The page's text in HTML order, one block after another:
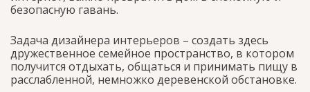
безопасную гавань.
Задача дизайнера интерьеров – создать здесь
дружественное семейное пространство, в котором
получится отдыхать, общаться и принимать пищу в
расслабленной, немножко деревенской обстановке.